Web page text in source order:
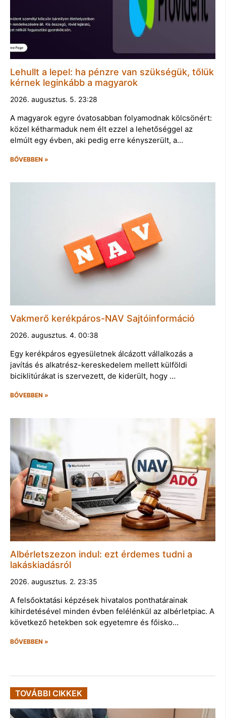
Lehullt a lepel: ha pénzre van szükségük, tőlük
kérnek leginkább a magyarok
2026. augusztus. 5. 23:28
A magyarok egyre óvatosabban folyamodnak kölcsönért:
közel kétharmaduk nem élt ezzel a lehetőséggel az
elmúlt egy évben, aki pedig erre kényszerült, a…
BŐVEBBEN »
Vakmerő kerékpáros-NAV Sajtóinformáció
2026. augusztus. 4. 00:38
Egy kerékpáros egyesületnek álcázott vállalkozás a
javítás és alkatrész-kereskedelem mellett külföldi
biciklitúrákat is szervezett, de kiderült, hogy …
BŐVEBBEN »
Albérletszezon indul: ezt érdemes tudni a
lakáskiadásról
2026. augusztus. 2. 23:35
A felsőoktatási képzések hivatalos ponthatárainak
kihirdetésével minden évben felélénkül az albérletpiac. A
következő hetekben sok egyetemre és főisko…
BŐVEBBEN »
TOVÁBBI CIKKEK